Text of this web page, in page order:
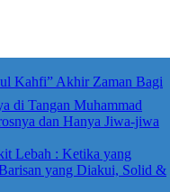
di Tangan Muhammad
dan Hanya Jiwa-jiwa
Lebah : Ketika yang
yang Diakui, Solid &